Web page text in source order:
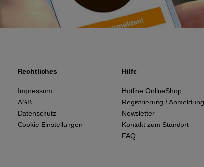
Rechtliches
Impressum
AGB
Datenschutz
Cookie Einstellungen
Hilfe
Hotline OnlineShop
Registrierung / Anmeldung
Newsletter
Kontakt zum Standort
FAQ